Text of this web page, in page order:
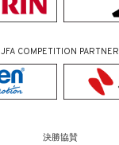
JFA COMPETITION PARTNER
決勝協賛